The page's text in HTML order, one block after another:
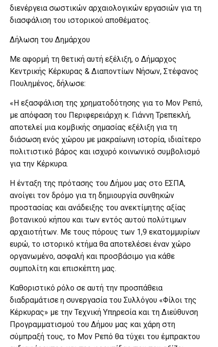
διενέργεια σωστικών αρχαιολογικών εργασιών για τη
διασφάλιση του ιστορικού αποθέματος.
Δήλωση του Δημάρχου
Με αφορμή τη θετική αυτή εξέλιξη, ο Δήμαρχος
Κεντρικής Κέρκυρας & Διαποντίων Νήσων, Στέφανος
Πουλημένος, δήλωσε:
«Η εξασφάλιση της χρηματοδότησης για το Μον Ρεπό,
με απόφαση του Περιφερειάρχη κ. Γιάννη Τρεπεκλή,
αποτελεί μια κομβικής σημασίας εξέλιξη για τη
διάσωση ενός χώρου με μακραίωνη ιστορία, ιδιαίτερο
πολιτιστικό βάρος και ισχυρό κοινωνικό συμβολισμό
για την Κέρκυρα.
Η ένταξη της πρότασης του Δήμου μας στο ΕΣΠΑ,
ανοίγει τον δρόμο για τη δημιουργία συνθηκών
προστασίας και ανάδειξης του ανεκτίμητης αξίας
βοτανικού κήπου και των εντός αυτού πολύτιμων
αρχαιοτήτων. Με τους πόρους των 1,9 εκατομμυρίων
ευρώ, το ιστορικό κτήμα θα αποτελέσει έναν χώρο
οργανωμένο, ασφαλή και προσβάσιμο για κάθε
συμπολίτη και επισκέπτη μας.
Καθοριστικό ρόλο σε αυτή την προσπάθεια
διαδραμάτισε η συνεργασία του Συλλόγου «Φίλοι της
Κέρκυρας» με την Τεχνική Υπηρεσία και τη Διεύθυνση
Προγραμματισμού του Δήμου μας και χάρη στη
σύμπραξή τους, το Μον Ρεπό θα τύχει του έμπρακτου